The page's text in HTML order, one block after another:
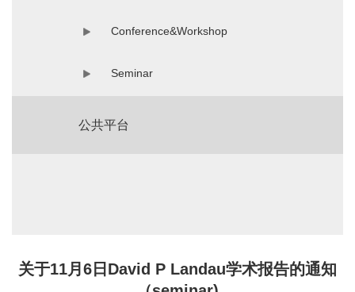
Conference&Workshop
Seminar
公共平台
关于11月6日David P Landau学术报告的通知